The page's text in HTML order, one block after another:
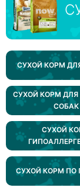
СУХОЙ КОРМ
СУХОЙ КОРМ
СОБАК
СУХОЙ
СУХОЙ КОРМ ПО